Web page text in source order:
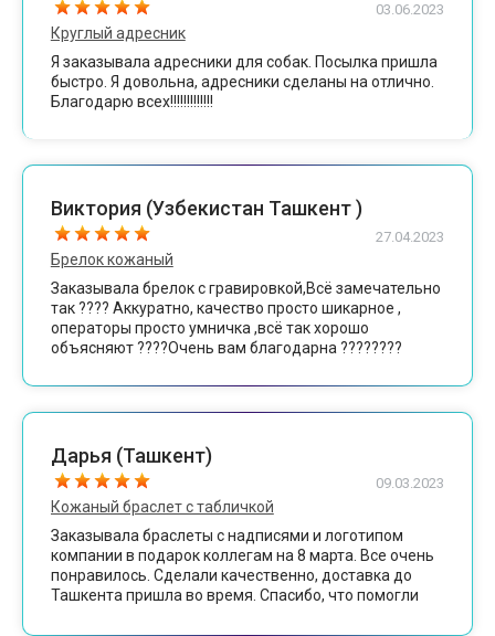
03.06.2023
Круглый адресник
Я заказывала адресники для собак. Посылка пришла
быстро. Я довольна, адресники сделаны на отлично.
Благодарю всех!!!!!!!!!!!!!
Виктория (Узбекистан Ташкент )
27.04.2023
Брелок кожаный
Заказывала брелок с гравировкой,Всё замечательно
так ???? Аккуратно, качество просто шикарное ,
операторы просто умничка ,всё так хорошо
объясняют ????Очень вам благодарна ????????
Дарья (Ташкент)
09.03.2023
Кожаный браслет с табличкой
Заказывала браслеты с надписями и логотипом
компании в подарок коллегам на 8 марта. Все очень
понравилось. Сделали качественно, доставка до
Ташкента пришла во время. Спасибо, что помогли